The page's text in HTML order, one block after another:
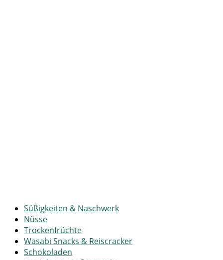
Süßigkeiten & Naschwerk
Nüsse
Trockenfrüchte
Wasabi Snacks & Reiscracker
Schokoladen